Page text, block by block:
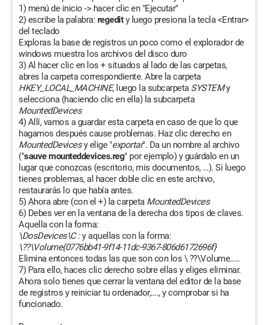
1) menú de inicio -> hacer clic en "Ejecutar"
2) escribe la palabra: regedity luego presiona la tecla <Entrar>
del teclado
Exploras la base de registros un poco como el explorador de
windows muestra los archivos del disco duro
3) Al hacer clic en los + situados al lado de las carpetas,
abres la carpeta correspondiente. Abre la carpeta
HKEY_LOCAL_MACHINE, luego la subcarpeta SYSTEMy
selecciona (haciendo clic en ella) la subcarpeta
MountedDevices
4) Allí, vamos a guardar esta carpeta en caso de que lo que
hagamos después cause problemas. Haz clic derecho en
MountedDevicesy elige "exportar". Da un nombre al archivo
("sauve mounteddevices.reg" por ejemplo) y guárdalo en un
lugar que conozcas (escritorio, mis documentos, …). Si luego
tienes problemas, al hacer doble clic en este archivo,
restaurarás lo que había antes.
5) Ahora abre (con el +) la carpeta MountedDevices
6) Debes ver en la ventana de la derecha dos tipos de claves.
Aquella con la forma:
\DosDevices\C :y aquellas con la forma:
\??\Volume{0776bb41-9f14-11dc-9367-806d6172696f}
Elimina entonces todas las que son con los \ ??\Volume…..
7) Para ello, haces clic derecho sobre ellas y eliges eliminar.
Ahora solo tienes que cerrar la ventana del editor de la base
de registros y reiniciar tu ordenador,…., y comprobar si ha
funcionado.